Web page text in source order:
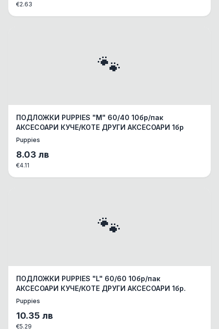
€2.63
🐾
ПОДЛОЖКИ PUPPIES "М" 60/40 10бр/пак
АКСЕСОАРИ КУЧЕ/КОТЕ ДРУГИ АКСЕСОАРИ 1бр
Puppies
8.03 лв
€4.11
🐾
ПОДЛОЖКИ PUPPIES "L" 60/60 10бр/пак
АКСЕСОАРИ КУЧЕ/КОТЕ ДРУГИ АКСЕСОАРИ 1бр.
Puppies
10.35 лв
€5.29